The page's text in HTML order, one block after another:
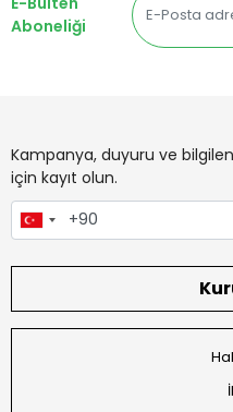
Aboneliği
Kampanya, duyuru ve
için kayıt olun.